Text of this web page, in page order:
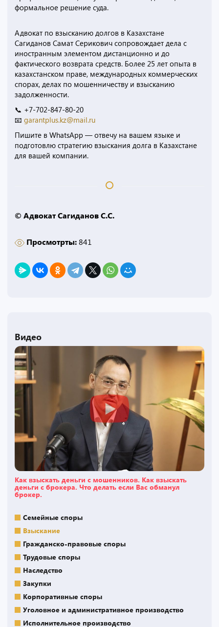
формальное решение суда.
Адвокат по взысканию долгов в Казахстане
Сагиданов Самат Серикович сопровождает дела с
иностранным элементом дистанционно и до
фактического возврата средств. Более 25 лет опыта в
казахстанском праве, международных коммерческих
спорах, делах по мошенничеству и взысканию
задолженности.
📞 +7-702-847-80-20
📧 garantplus.kz@mail.ru
Пишите в WhatsApp — отвечу на вашем языке и
подготовлю стратегию взыскания долга в Казахстане
для вашей компании.
© Адвокат Сагиданов С.С.
Просмотрты:841
Видео
Как взыскать деньги с мошенников. Как взыскать
деньги с брокера. Что делать если Вас обманул
брокер.
Семейные споры
Взыскание
Гражданско-правовые споры
Трудовые споры
Наследство
Закупки
Корпоративные споры
Уголовное и административное производство
Исполнительное производство